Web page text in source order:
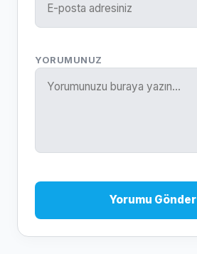
YORUMUNUZ
Yorumu Gönder